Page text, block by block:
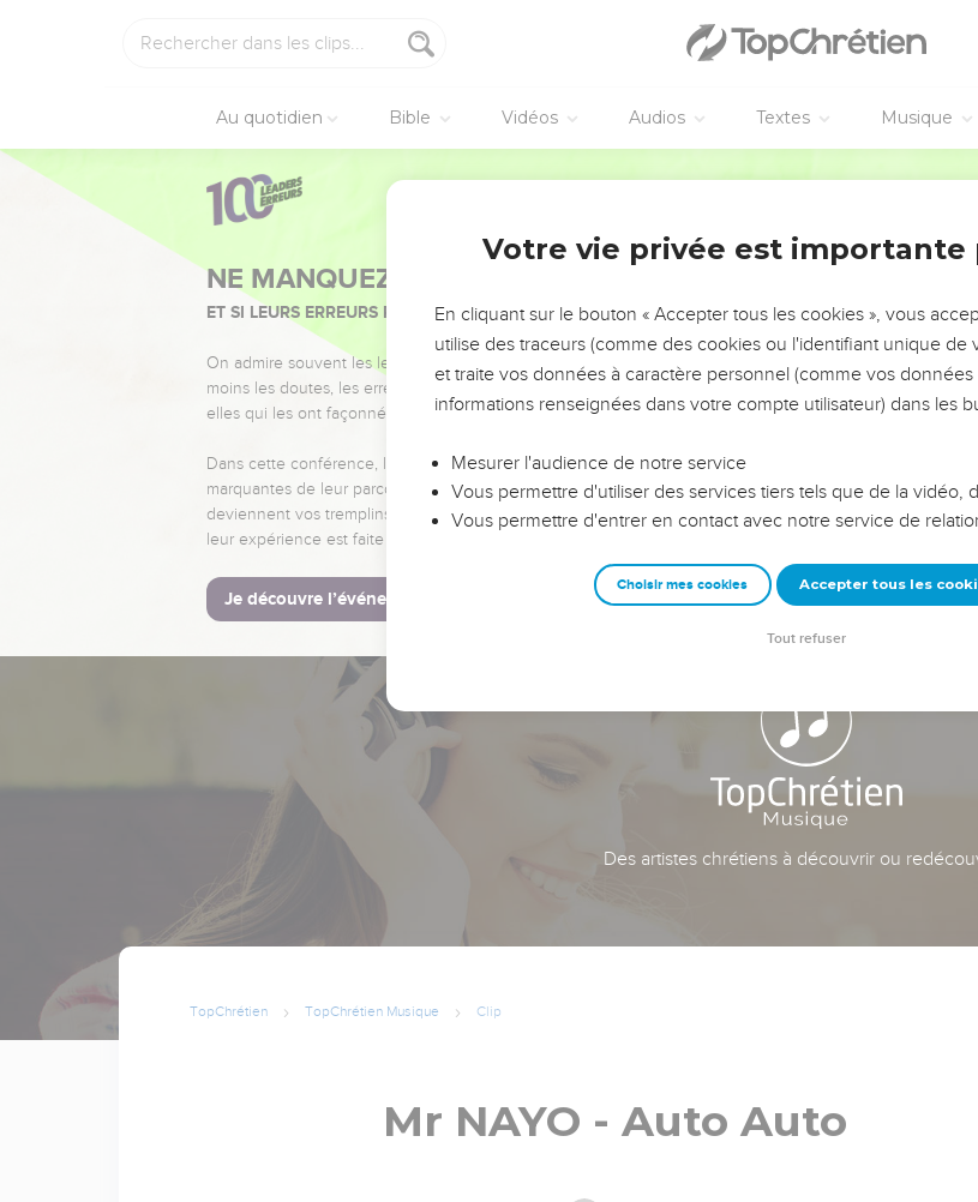
Au quotidien Bible Vidéos Audios Textes Musique
NE MANQUEZ PAS L’ÉVÉNEMENT DE L’ANNÉE !
ET SI LEURS ERREURS POUVAIENT VOUS ÉVITER LES VOTRES ?
On admire souvent les leaders pour leurs réussites, leur impact, leur foi ou leur vision. Mais on voit
moins les doutes, les erreurs et les saisons difficiles qu'ils ont traversés, alors même que ce sont
elles qui les ont façonnés.
Dans cette conférence, leaders, entrepreneurs, et responsables reviennent sur les erreurs
marquantes de leur parcours et les clés pour avancer avec plus de sagesse afin que leurs erreurs
deviennent vos tremplins. Que vous guidiez un ministère, une équipe, un groupe ou une famille,
leur expérience est faite pour vous.
Je découvre l’événement
Des artistes chrétiens à découvrir ou
TopChrétien TopChrétien Musique Clip
Mr NAYO - Auto Auto
Votre vie privée est importante
En cliquant sur le bouton « Accepter tous les cookies », vous
utilise des traceurs (comme des cookies ou l'identifiant unique de
et traite vos données à caractère personnel (comme vos
informations renseignées dans votre compte utilisateur) dans les
Mesurer l'audience de notre service
Vous permettre d'utiliser des services tiers tels que de la vidéo,
Vous permettre d'entrer en contact avec notre service de
Choisir mes cookies Accepter tous les
Tout refuser